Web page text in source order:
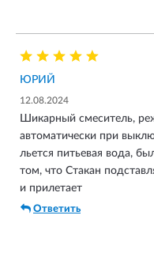
ЮРИЙ
12.08.2024
Шикарный смеситель,
автоматически при
льется питьевая вода,
том, что Стакан
и прилетает
Ответить